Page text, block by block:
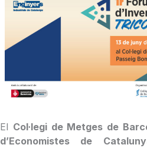
El Col·legi de Metges de
d’Economistes de